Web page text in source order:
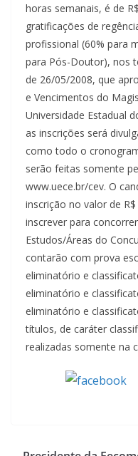
horas semanais, é de
gratificações de
profissional (60% para
para Pós-Doutor), nos
de 26/05/2008, que
e Vencimentos do
Universidade Estadual
as inscrições será
como todo o
serão feitas somente
www.uece.br/cev. O
inscrição no valor de
inscrever para
Estudos/Áreas do
contarão com prova
eliminatório e
eliminatório e
eliminatório e
títulos, de caráter
realizadas somente na